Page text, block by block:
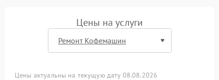
Цены на услуги
Цены актуальны на текущую дату 08.08.2026